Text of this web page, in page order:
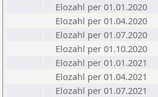
Elozahl per 01.01.2020
Elozahl per 01.04.2020
Elozahl per 01.07.2020
Elozahl per 01.10.2020
Elozahl per 01.01.2021
Elozahl per 01.04.2021
Elozahl per 01.07.2021